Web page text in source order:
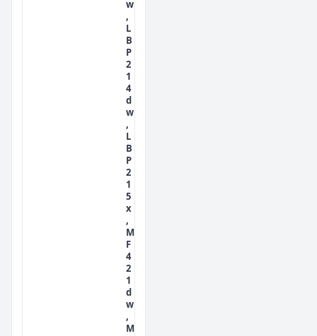
w
,
L
B
P
2
1
4
d
w
,
L
B
P
2
1
5
x
,
M
F
4
2
1
d
w
,
M